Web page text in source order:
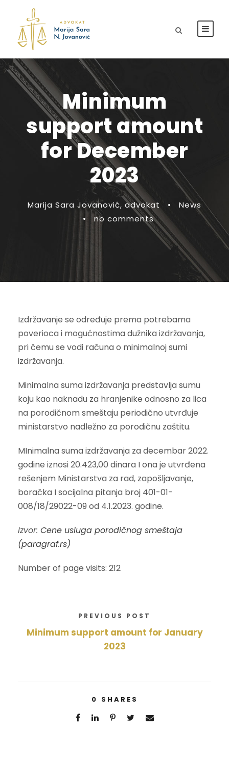
Minimum
support amount
for December
2023
Marija Sara Jovanović, advokat •
News
•
no comments
Izdržavanje se određuje prema potrebama
poverioca i mogućnostima dužnika izdržavanja,
pri čemu se vodi računa o minimalnoj sumi
izdržavanja.
Minimalna suma izdržavanja predstavlja sumu
koju kao naknadu za hranjenike odnosno za lica
na porodičnom smeštaju periodično utvrđuje
ministarstvo nadležno za porodičnu zaštitu.
MInimalna suma izdržavanja za decembar 2022.
godine iznosi 20.423,00 dinara I ona je utvrđena
rešenjem Ministarstva za rad, zapošljavanje,
boračka I socijalna pitanja broj 401-01-
008/18/29022-09 od 4.1.2023. godine.
Izvor: Cene usluga porodičnog smeštaja
(paragraf.rs)
Number of page visits: 212
PREVIOUS POST
Minimum support amount for January
2023
0 SHARES